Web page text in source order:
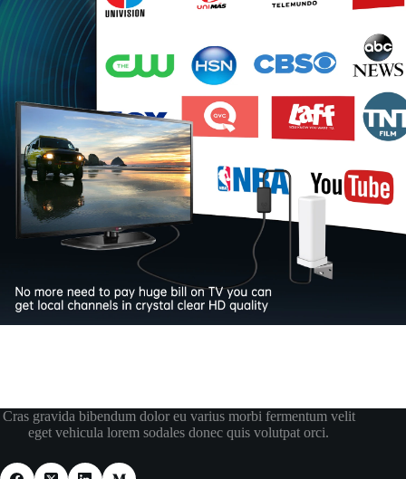
Cras gravida bibendum dolor eu varius morbi fermentum velit
eget vehicula lorem sodales donec quis volutpat orci.